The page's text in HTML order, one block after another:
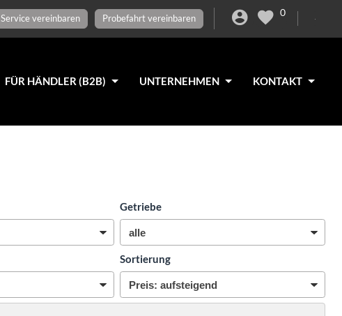
Service vereinbaren Probefahrt vereinbaren
0
FÜR HÄNDLER (B2B) UNTERNEHMEN KONTAKT
Getriebe
Sortierung